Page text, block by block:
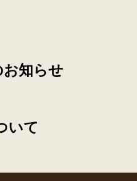
知らせ
いて